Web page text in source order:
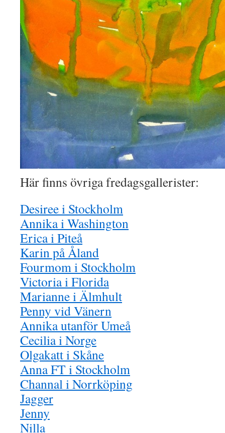
Här finns övriga fredagsgallerister:
Desiree i Stockholm
Annika i Washington
Erica i Piteå
Karin på Åland
Fourmom i Stockholm
Victoria i Florida
Marianne i Älmhult
Penny vid Vänern
Annika utanför Umeå
Cecilia i Norge
Olgakatt i Skåne
Anna FT i Stockholm
Channal i Norrköping
Jagger
Jenny
Nilla